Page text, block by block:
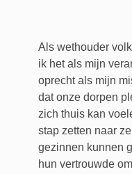
Als wethouder
ik het als mijn
oprecht als mijn
dat onze dorpen
zich thuis kan
stap zetten naar
gezinnen kunnen
hun vertrouwde